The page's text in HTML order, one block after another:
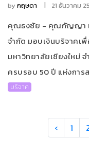
byกฤษดา 21 ธันวาคม
คุณธงชัย - คุณกัญญา เ
จำกัด มอบเงินบริจาค
มหาวิทยาลัยเชียงใหม่
ครบรอบ 50 ปี แห่งกา
บริจาค
‹ 1